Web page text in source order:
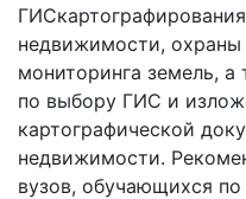
недвижимости,
мониторинга земель,
по выбору ГИС и
картографической
недвижимости.
вузов, обучающихся